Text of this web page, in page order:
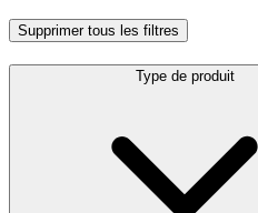
Supprimer tous les filtres
Type de produit